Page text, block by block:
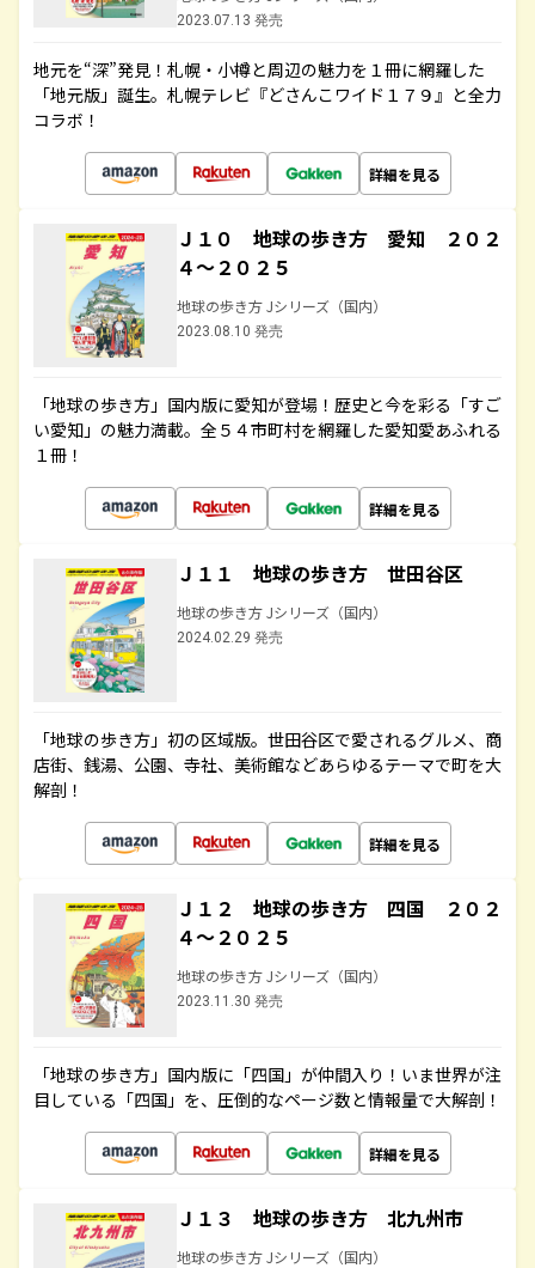
2023.07.13 発売
地元を“深”発見！札幌・小樽と周辺の魅力を１冊に網羅した
「地元版」誕生。札幌テレビ『どさんこワイド１７９』と全力
コラボ！
詳細を見る
Ｊ１０ 地球の歩き方 愛知 ２０２
４～２０２５
地球の歩き方 Jシリーズ（国内）
2023.08.10 発売
「地球の歩き方」国内版に愛知が登場！歴史と今を彩る「すご
い愛知」の魅力満載。全５４市町村を網羅した愛知愛あふれる
１冊！
詳細を見る
Ｊ１１ 地球の歩き方 世田谷区
地球の歩き方 Jシリーズ（国内）
2024.02.29 発売
「地球の歩き方」初の区域版。世田谷区で愛されるグルメ、商
店街、銭湯、公園、寺社、美術館などあらゆるテーマで町を大
解剖！
詳細を見る
Ｊ１２ 地球の歩き方 四国 ２０２
４～２０２５
地球の歩き方 Jシリーズ（国内）
2023.11.30 発売
「地球の歩き方」国内版に「四国」が仲間入り！いま世界が注
目している「四国」を、圧倒的なページ数と情報量で大解剖！
詳細を見る
Ｊ１３ 地球の歩き方 北九州市
地球の歩き方 Jシリーズ（国内）